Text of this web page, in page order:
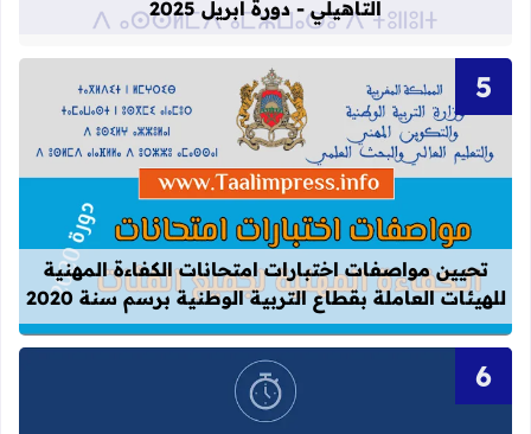
التأهيلي - دورة أبريل 2025
قراءة المزيد عن تحيين مواصفات
تحيين مواصفات اختبارات امتحانات الكفاءة المهنية
للهيئات العاملة بقطاع التربية الوطنية برسم سنة 2020